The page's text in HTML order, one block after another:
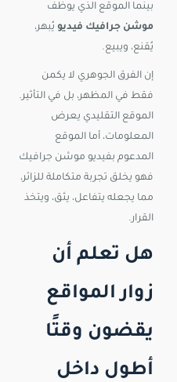
بينما الموقع الذي يوظف
موشن جرافيك فيديو يُبهر،
يُقنع، ويبيع.
إن الفرق الجوهري لا يكمن
فقط في المظهر، بل في التأثير.
الموقع التقليدي يعرض
المعلومات، أما الموقع
المدعوم بفيديو موشن جرافيك
فهو يخلق تجربة متكاملة للزائر،
مما يجعله يتفاعل، يثق، ويتخذ
القرار.
هل تعلم أن
زوار المواقع
يقضون وقتًا
أطول داخل